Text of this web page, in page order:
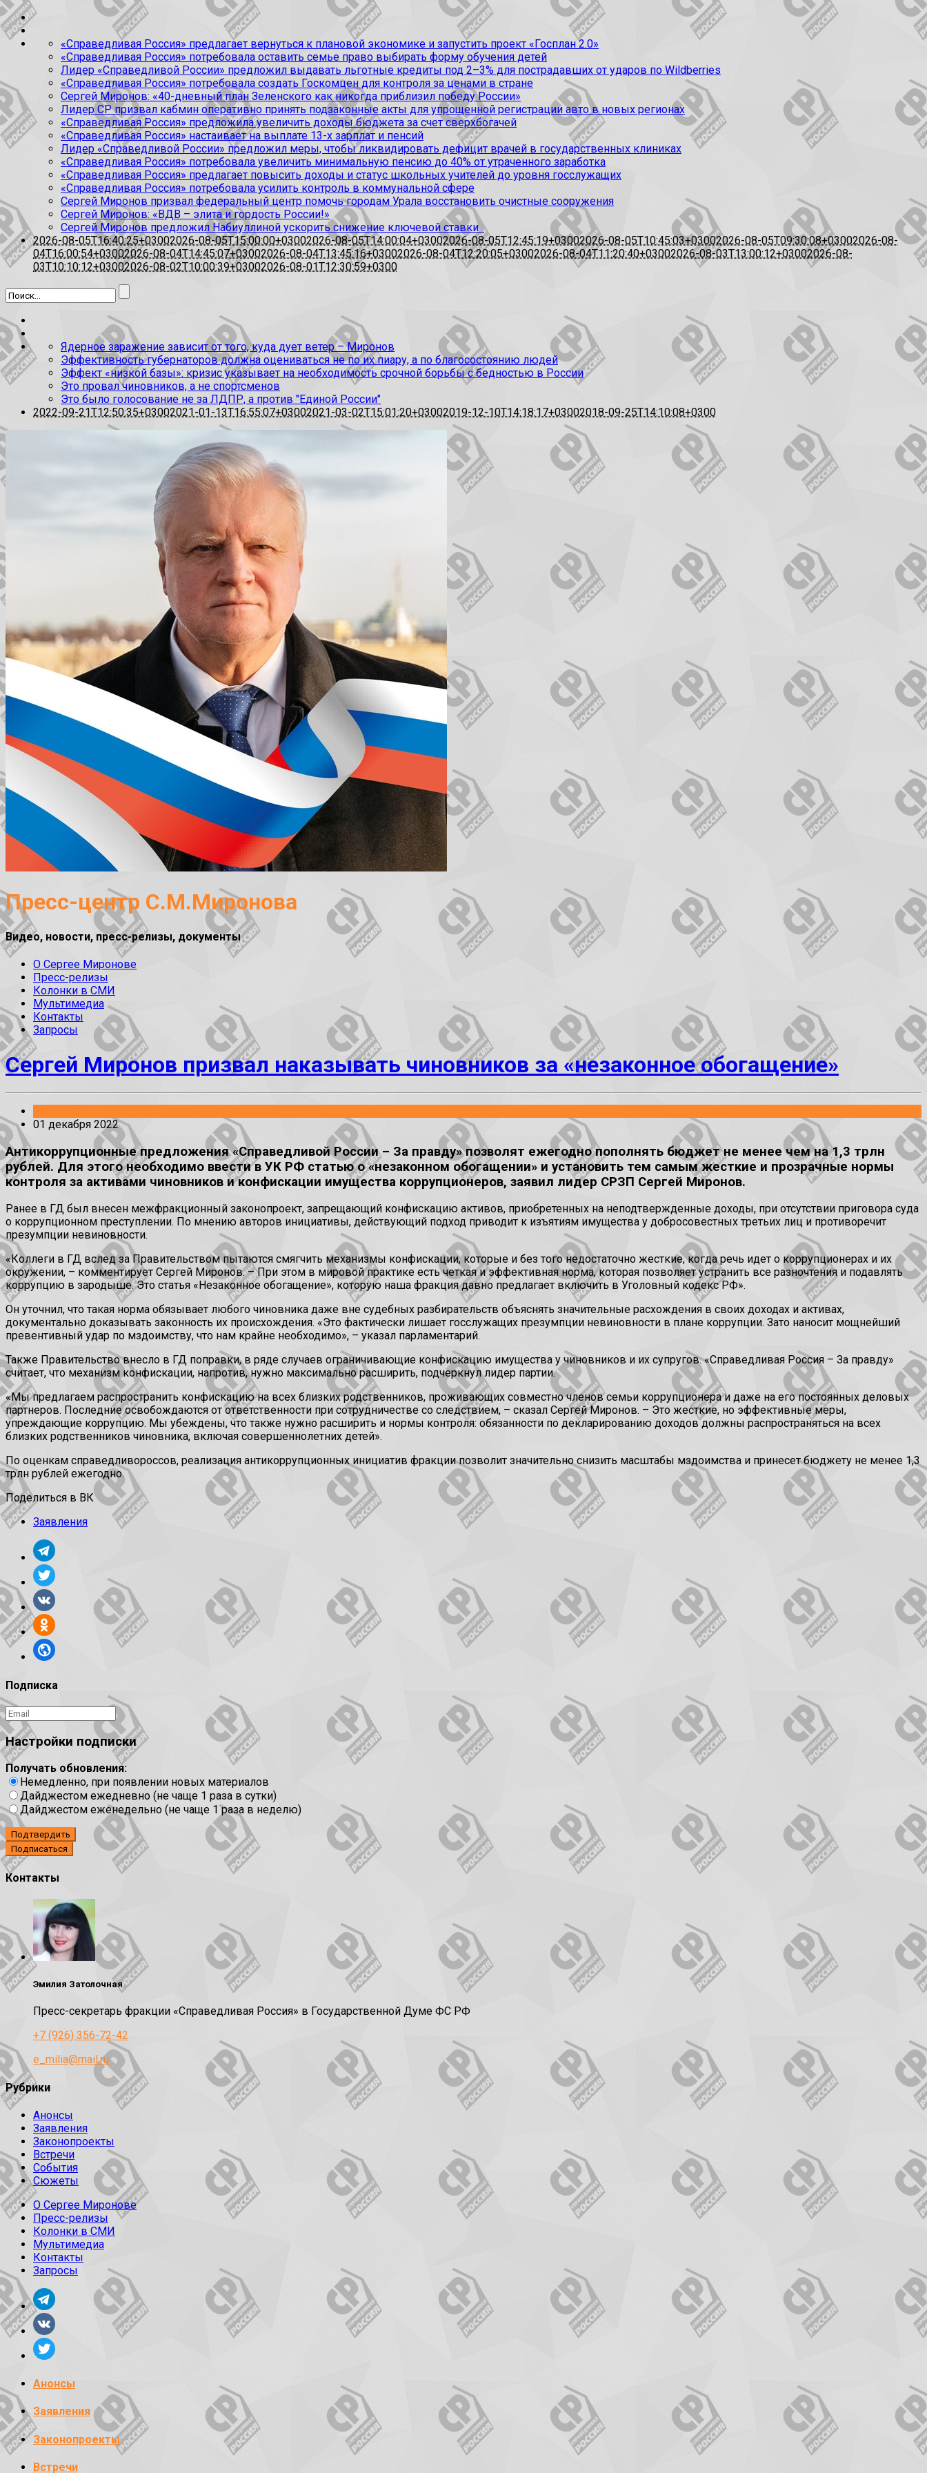
«Справедливая Россия» предлагает вернуться к плановой экономике и запустить проект «Госплан 2.0»
«Справедливая Россия» потребовала оставить семье право выбирать форму обучения детей
Лидер «Справедливой России» предложил выдавать льготные кредиты под 2–3% для пострадавших от ударов по Wildberries
«Справедливая Россия» потребовала создать Госкомцен для контроля за ценами в стране
Сергей Миронов: «40-дневный план Зеленского как никогда приблизил победу России»
Лидер СР призвал кабмин оперативно принять подзаконные акты для упрощенной регистрации авто в новых регионах
«Справедливая Россия» предложила увеличить доходы бюджета за счет сверхбогачей
«Справедливая Россия» настаивает на выплате 13-х зарплат и пенсий
Лидер «Справедливой России» предложил меры, чтобы ликвидировать дефицит врачей в государственных клиниках
«Справедливая Россия» потребовала увеличить минимальную пенсию до 40% от утраченного заработка
«Справедливая Россия» предлагает повысить доходы и статус школьных учителей до уровня госслужащих
«Справедливая Россия» потребовала усилить контроль в коммунальной сфере
Сергей Миронов призвал федеральный центр помочь городам Урала восстановить очистные сооружения
Сергей Миронов: «ВДВ – элита и гордость России!»
Сергей Миронов предложил Набиуллиной ускорить снижение ключевой ставки
2026-08-05T16:40:25+03002026-08-05T15:00:00+03002026-08-05T14:00:04+03002026-08-05T12:45:19+03002026-08-05T10:45:03+03002026-08-05T09:30:08+03002026-08-
04T16:00:54+03002026-08-04T14:45:07+03002026-08-04T13:45:16+03002026-08-04T12:20:05+03002026-08-04T11:20:40+03002026-08-03T13:00:12+03002026-08-
03T10:10:12+03002026-08-02T10:00:39+03002026-08-01T12:30:59+0300
Ядерное заражение зависит от того, куда дует ветер – Миронов
Эффективность губернаторов должна оцениваться не по их пиару, а по благосостоянию людей
Эффект «низкой базы»: кризис указывает на необходимость срочной борьбы с бедностью в России
Это провал чиновников, а не спортсменов
Это было голосование не за ЛДПР, а против "Единой России"
2022-09-21T12:50:35+03002021-01-13T16:55:07+03002021-03-02T15:01:20+03002019-12-10T14:18:17+03002018-09-25T14:10:08+0300
Пресс-центр С.М.Миронова
Видео, новости, пресс-релизы, документы
О Сергее Миронове
Пресс-релизы
Колонки в СМИ
Мультимедиа
Контакты
Запросы
Сергей Миронов призвал наказывать чиновников за «незаконное обогащение»
01 декабря 2022
Антикоррупционные предложения «Справедливой России – За правду» позволят ежегодно пополнять бюджет не менее чем на 1,3 трлн
рублей. Для этого необходимо ввести в УК РФ статью о «незаконном обогащении» и установить тем самым жесткие и прозрачные нормы
контроля за активами чиновников и конфискации имущества коррупционеров, заявил лидер СРЗП Сергей Миронов.
Ранее в ГД был внесен межфракционный законопроект, запрещающий конфискацию активов, приобретенных на неподтвержденные доходы, при отсутствии приговора суда
о коррупционном преступлении. По мнению авторов инициативы, действующий подход приводит к изъятиям имущества у добросовестных третьих лиц и противоречит
презумпции невиновности.
«Коллеги в ГД вслед за Правительством пытаются смягчить механизмы конфискации, которые и без того недостаточно жесткие, когда речь идет о коррупционерах и их
окружении, – комментирует Сергей Миронов. – При этом в мировой практике есть четкая и эффективная норма, которая позволяет устранить все разночтения и подавлять
коррупцию в зародыше. Это статья «Незаконное обогащение», которую наша фракция давно предлагает включить в Уголовный кодекс РФ».
Он уточнил, что такая норма обязывает любого чиновника даже вне судебных разбирательств объяснять значительные расхождения в своих доходах и активах,
документально доказывать законность их происхождения. «Это фактически лишает госслужащих презумпции невиновности в плане коррупции. Зато наносит мощнейший
превентивный удар по мздоимству, что нам крайне необходимо», – указал парламентарий.
Также Правительство внесло в ГД поправки, в ряде случаев ограничивающие конфискацию имущества у чиновников и их супругов. «Справедливая Россия – За правду»
считает, что механизм конфискации, напротив, нужно максимально расширить, подчеркнул лидер партии.
«Мы предлагаем распространить конфискацию на всех близких родственников, проживающих совместно членов семьи коррупционера и даже на его постоянных деловых
партнеров. Последние освобождаются от ответственности при сотрудничестве со следствием, – сказал Сергей Миронов. – Это жесткие, но эффективные меры,
упреждающие коррупцию. Мы убеждены, что также нужно расширить и нормы контроля: обязанности по декларированию доходов должны распространяться на всех
близких родственников чиновника, включая совершеннолетних детей».
По оценкам справедливороссов, реализация антикоррупционных инициатив фракции позволит значительно снизить масштабы мздоимства и принесет бюджету не менее 1,3
трлн рублей ежегодно.
Поделиться в ВК
Заявления
Подписка
Настройки подписки
Получать обновления:
Немедленно, при появлении новых материалов
Дайджестом ежедневно (не чаще 1 раза в сутки)
Дайджестом еженедельно (не чаще 1 раза в неделю)
Подтвердить
Контакты
Эмилия Затолочная
Пресс-секретарь фракции «Справедливая Россия» в Государственной Думе ФС РФ
+7 (926) 356-72-42
e_milia@mail.ru
Рубрики
Анонсы
Заявления
Законопроекты
Встречи
События
Сюжеты
О Сергее Миронове
Пресс-релизы
Колонки в СМИ
Мультимедиа
Контакты
Запросы
Анонсы
Заявления
Законопроекты
Встречи